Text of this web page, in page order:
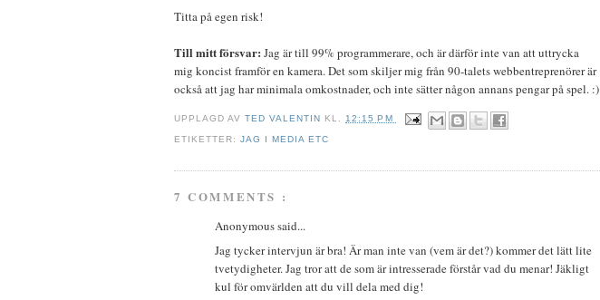
Titta på egen risk!
Till mitt försvar: Jag är till 99% programmerare, och är därför inte van att uttrycka
mig koncist framför en kamera. Det som skiljer mig från 90-talets webbentreprenörer är
också att jag har minimala omkostnader, och inte sätter någon annans pengar på spel. :)
UPPLAGD AVTED VALENTIN KL.12:15 PM
ETIKETTER:JAG I MEDIA ETC
7 COMMENTS :
Anonymous said...
Jag tycker intervjun är bra! Är man inte van (vem är det?) kommer det lätt lite
tvetydigheter. Jag tror att de som är intresserade förstår vad du menar! Jäkligt
kul för omvärlden att du vill dela med dig!